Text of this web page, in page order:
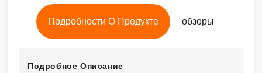
Подробности О Продукте обзоры
Подробное Описание